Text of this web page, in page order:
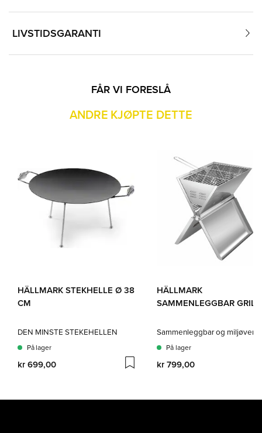
LIVSTIDSGARANTI
FÅR VI FORESLÅ
ANDRE KJØPTE DETTE
HÄLLMARK STEKHELLE Ø 38
CM
DEN MINSTE STEKEHELLEN
På lager
kr 699,00
HÄLLMARK
SAMMENLEGGBAR GRILL
På lager
kr 799,00